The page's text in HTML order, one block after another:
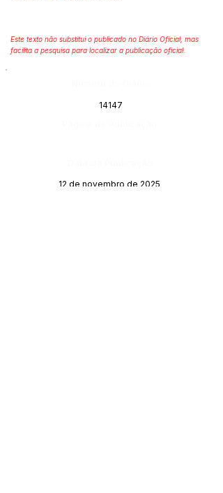
Este texto não substitui o publicado no Diário Oficial, mas
facilita a pesquisa para localizar a publicação oficial.
14147
12 de novembro de 2025